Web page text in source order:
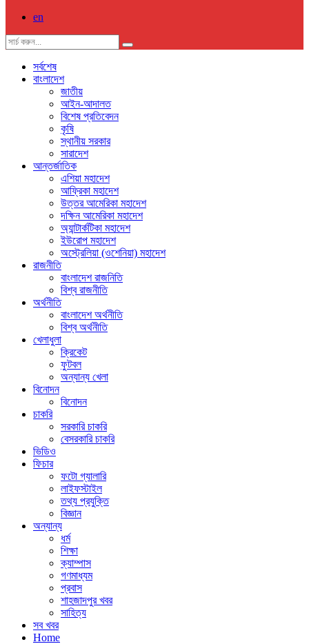
en
সর্বশেষ
বাংলাদেশ
জাতীয়
আইন-আদালত
বিশেষ প্রতিবেদন
কৃষি
স্থানীয় সরকার
সারাদেশ
আন্তর্জাতিক
এশিয়া মহাদেশ
আফ্রিকা মহাদেশ
উত্তর আমেরিকা মহাদেশ
দক্ষিন আমেরিকা মহাদেশ
অ্যান্টার্কটিকা মহাদেশ
ইউরোপ মহাদেশ
অস্ট্রেলিয়া (ওশেনিয়া) মহাদেশ
রাজনীতি
বাংলাদেশ রাজনিতি
বিশ্ব রাজনীতি
অর্থনীতি
বাংলাদেশ অর্থনীতি
বিশ্ব অর্থনীতি
খেলাধুলা
ক্রিকেট
ফুটবল
অন্যান্য খেলা
বিনোদন
বিনোদন
চাকরি
সরকারি চাকরি
বেসরকারি চাকরি
ভিডিও
ফিচার
ফটো গ্যালারি
লাইফস্টাইল
তথ্য প্রযুক্তি
বিজ্ঞান
অন্যান্য
ধর্ম
শিক্ষা
ক্যাম্পাস
গণমাধ্যম
প্রবাস
শাহজাদপুর খবর
সাহিত্য
সব খবর
Home